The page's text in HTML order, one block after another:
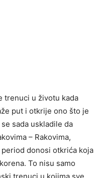
trenuci u životu kada
put i otkrije ono što je
sada uskladile da
– Rakovima,
donosi otkrića koja
To nisu samo